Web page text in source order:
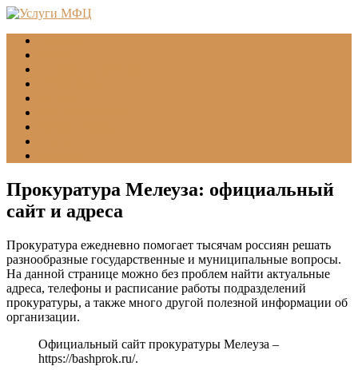
Прокуратура Мелеуза: официальный
сайт и адреса
Прокуратура ежедневно помогает тысячам россиян решать
разнообразные государственные и муниципальные вопросы.
На данной странице можно без проблем найти актуальные
адреса, телефоны и расписание работы подразделений
прокуратуры, а также много другой полезной информации об
организации.
Официальный сайт прокуратуры Мелеуза –
https://bashprok.ru/.